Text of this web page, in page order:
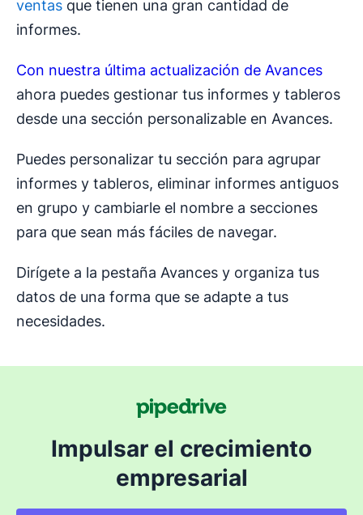
ventas que tienen una gran cantidad de
informes.
Con nuestra última actualización de Avances
ahora puedes gestionar tus informes y tableros
desde una sección personalizable en Avances.
Puedes personalizar tu sección para agrupar
informes y tableros, eliminar informes antiguos
en grupo y cambiarle el nombre a secciones
para que sean más fáciles de navegar.
Dirígete a la pestaña Avances y organiza tus
datos de una forma que se adapte a tus
necesidades.
Impulsar el crecimiento
empresarial